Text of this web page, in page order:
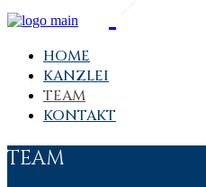
HOME
KANZLEI
TEAM
KONTAKT
TEAM